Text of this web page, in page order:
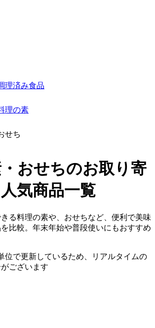
理済み食品
理の素
せち
おせちのお取り寄
気商品一覧
る料理の素や、おせちなど、便利で美味
比較。年末年始や普段使いにもおすすめ
位で更新しているため、リアルタイムの
ございます